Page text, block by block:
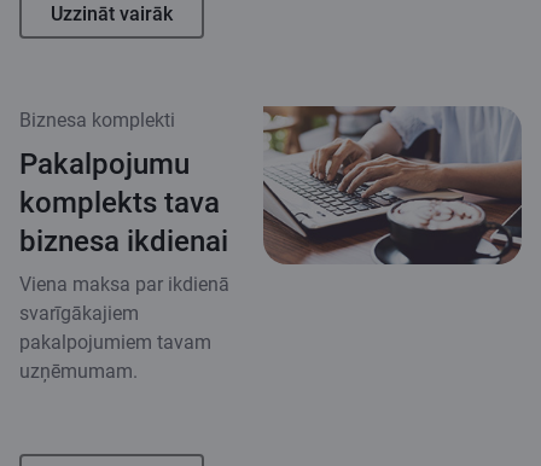
Uzzināt vairāk
Biznesa komplekti
Pakalpojumu
komplekts tava
biznesa ikdienai
Viena maksa par ikdienā
svarīgākajiem
pakalpojumiem tavam
uzņēmumam.